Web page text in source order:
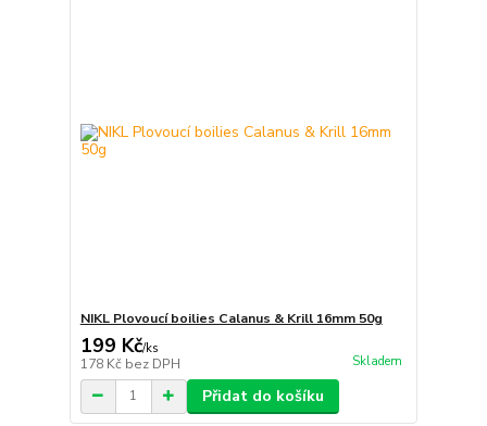
NIKL Plovoucí boilies Calanus & Krill 16mm 50g
199 Kč/ks
178 Kč bez DPH Skladem
Přidat do košíku